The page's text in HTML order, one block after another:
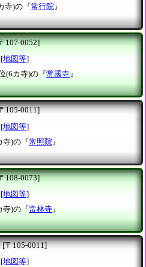
寺)の『常行院 』
107-0052]
[地図等]
(6カ寺)の『常國寺』
105-0011]
[地図等]
寺)の『常照院 』
108-0073]
[地図等]
寺)の『常林寺 』
[〒105-0011]
[地図等]